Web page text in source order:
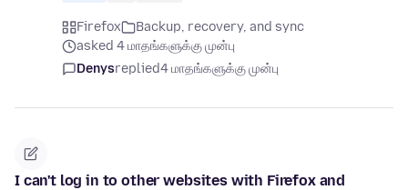
Firefox
Backup, recovery, and sync
asked 4 மாதங்களுக்கு முன்பு
Denysreplied4 மாதங்களுக்கு முன்பு
I can't log in to other websites with Firefox and